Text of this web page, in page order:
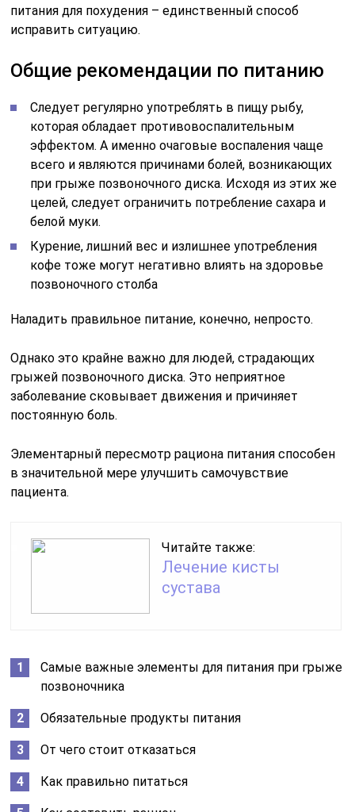
питания для похудения – единственный способ
исправить ситуацию.
Общие рекомендации по питанию
Следует регулярно употреблять в пищу рыбу,
которая обладает противовоспалительным
эффектом. А именно очаговые воспаления чаще
всего и являются причинами болей, возникающих
при грыже позвоночного диска. Исходя из этих же
целей, следует ограничить потребление сахара и
белой муки.
Курение, лишний вес и излишнее употребления
кофе тоже могут негативно влиять на здоровье
позвоночного столба
Наладить правильное питание, конечно, непросто.
Однако это крайне важно для людей, страдающих
грыжей позвоночного диска. Это неприятное
заболевание сковывает движения и причиняет
постоянную боль.
Элементарный пересмотр рациона питания способен
в значительной мере улучшить самочувствие
пациента.
Читайте также:
Лечение кисты
сустава
Самые важные элементы для питания при грыже
позвоночника
Обязательные продукты питания
От чего стоит отказаться
Как правильно питаться